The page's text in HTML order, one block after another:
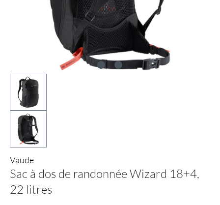
Vaude
Sac à dos de randonnée Wizard 18+4,
22 litres